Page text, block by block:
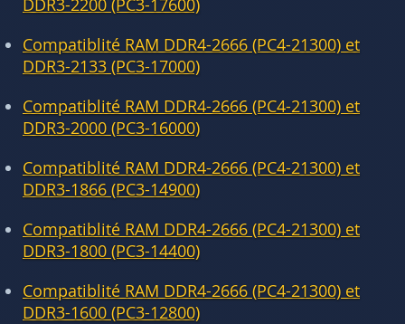
DDR3-2200 (PC3-17600)
Compatiblité RAM DDR4-2666 (PC4-21300) et
DDR3-2133 (PC3-17000)
Compatiblité RAM DDR4-2666 (PC4-21300) et
DDR3-2000 (PC3-16000)
Compatiblité RAM DDR4-2666 (PC4-21300) et
DDR3-1866 (PC3-14900)
Compatiblité RAM DDR4-2666 (PC4-21300) et
DDR3-1800 (PC3-14400)
Compatiblité RAM DDR4-2666 (PC4-21300) et
DDR3-1600 (PC3-12800)